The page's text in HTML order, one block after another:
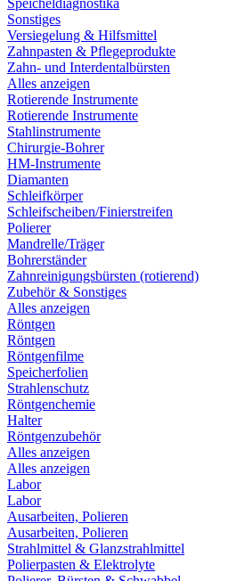
Speicheldiagnostika
Sonstiges
Versiegelung & Hilfsmittel
Zahnpasten & Pflegeprodukte
Zahn- und Interdentalbürsten
Alles anzeigen
Rotierende Instrumente
Rotierende Instrumente
Stahlinstrumente
Chirurgie-Bohrer
HM-Instrumente
Diamanten
Schleifkörper
Schleifscheiben/Finierstreifen
Polierer
Mandrelle/Träger
Bohrerständer
Zahnreinigungsbürsten (rotierend)
Zubehör & Sonstiges
Alles anzeigen
Röntgen
Röntgen
Röntgenfilme
Speicherfolien
Strahlenschutz
Röntgenchemie
Halter
Röntgenzubehör
Alles anzeigen
Alles anzeigen
Labor
Labor
Ausarbeiten, Polieren
Ausarbeiten, Polieren
Strahlmittel & Glanzstrahlmittel
Polierpasten & Elektrolyte